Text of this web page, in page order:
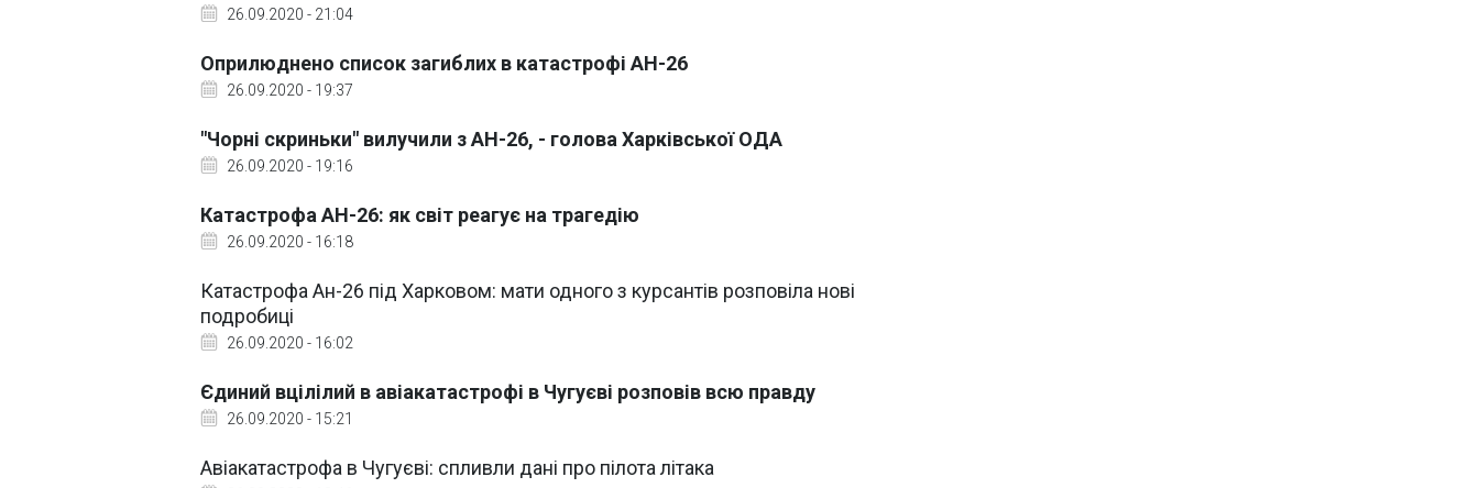
26.09.2020 - 21:04
Оприлюднено список загиблих в катастрофі АН-26
26.09.2020 - 19:37
"Чорні скриньки" вилучили з АН-26, - голова Харківської ОДА
26.09.2020 - 19:16
Катастрофа АН-26: як світ реагує на трагедію
26.09.2020 - 16:18
Катастрофа Ан-26 під Харковом: мати одного з курсантів розповіла нові
подробиці
26.09.2020 - 16:02
Єдиний вцілілий в авіакатастрофі в Чугуєві розповів всю правду
26.09.2020 - 15:21
Авіакатастрофа в Чугуєві: спливли дані про пілота літака